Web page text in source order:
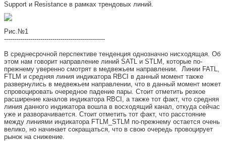
Support и Resistance в рамках трендовых линий.
Рис.№1
--------------------------------------------------
В среднесрочной перспективе тенденция однозначно нисходящая. Об
этом нам говорит направление линий SATL и STLM, которые по-
прежнему уверенно смотрят в медвежьем направлении. Линии FATL,
FTLM и средняя линия индикатора RBCI в данный момент также
развернулись в медвежьем направлении, что в данный момент может
спровоцировать очередное падение пары. Стоит отметить резкое
расширение каналов индикатора RBCI, а также тот факт, что средняя
линия данного индикатора вошла в восходящий канал, откуда сейчас
уже и разворачивается. Стоит отметить тот факт, что расстояние
между линиями индикатора FTLM_STLM по-прежнему остается очень
велико, но начинает сокращаться, что в свою очередь провоцирует
рынок на снижение.